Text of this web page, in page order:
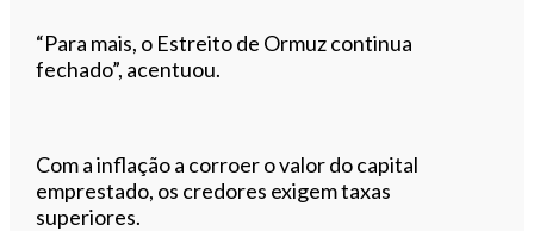
“Para mais, o Estreito de Ormuz continua
fechado”, acentuou.
Com a inflação a corroer o valor do capital
emprestado, os credores exigem taxas
superiores.